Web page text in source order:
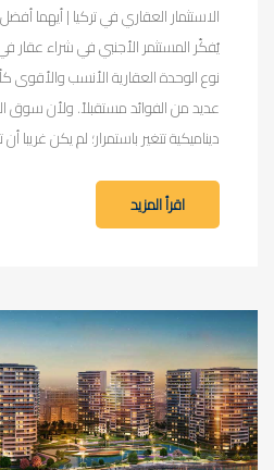
الاستثمار العقاري في تركيا | أيهما
يُفكّر المستثمر الأجنبي في شراء عقار في
نوع الوحدة العقارية الأنسب والأقوى
عديد من الفوائد مستقبلاً. ولأن سوق
ديناميكية تتغير باستمرار؛ لم يكن غريبا
اقرأ المزيد